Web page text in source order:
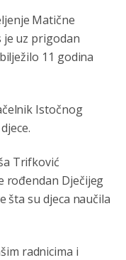
Matične
je uz prigodan
11 godina
Istočnog
Trifković
rođendan Dječijeg
šta su djeca naučila
radnicima i